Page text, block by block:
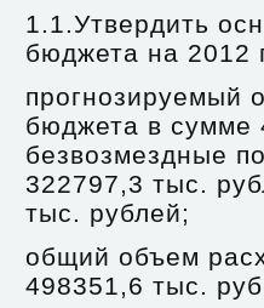
1.1.Утвердить
бюджета на 2012
прогнозируемый
бюджета в сумме
безвозмездные
322797,3 тыс.
тыс. рублей;
общий объем
498351,6 тыс.